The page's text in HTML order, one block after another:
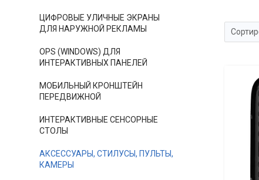
ЦИФРОВЫЕ УЛИЧНЫЕ ЭКРАНЫ
ДЛЯ НАРУЖНОЙ РЕКЛАМЫ
OPS (WINDOWS) ДЛЯ
ИНТЕРАКТИВНЫХ ПАНЕЛЕЙ
МОБИЛЬНЫЙ КРОНШТЕЙН
ПЕРЕДВИЖНОЙ
ИНТЕРАКТИВНЫЕ СЕНСОРНЫЕ
СТОЛЫ
АКСЕССУАРЫ, СТИЛУСЫ, ПУЛЬТЫ,
КАМЕРЫ